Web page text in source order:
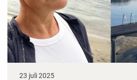
23 juli 2025